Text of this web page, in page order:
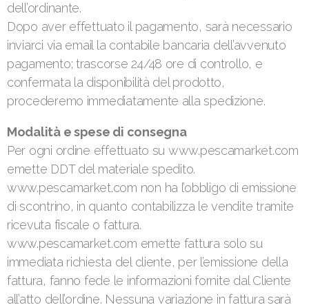
dell’ordinante.
Dopo aver effettuato il pagamento, sarà necessario
inviarci via email la contabile bancaria dell’avvenuto
pagamento; trascorse 24/48 ore di controllo, e
confermata la disponibilità del prodotto,
procederemo immediatamente alla spedizione.
Modalità e spese di consegna
Per ogni ordine effettuato su www.pescamarket.com
emette DDT del materiale spedito.
www.pescamarket.com non ha l’obbligo di emissione
di scontrino, in quanto contabilizza le vendite tramite
ricevuta fiscale o fattura.
www.pescamarket.com emette fattura solo su
immediata richiesta del cliente, per l’emissione della
fattura, fanno fede le informazioni fornite dal Cliente
all’atto dell’ordine. Nessuna variazione in fattura sarà